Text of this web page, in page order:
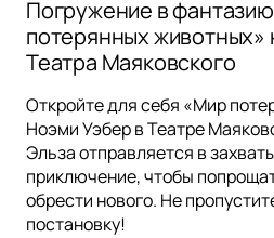
Погружение в
потерянных
Театра Маяковского
Откройте для себя «Мир
Ноэми Уэбер в Театре
Эльза отправляется в
приключение, чтобы
обрести нового. Не
постановку!